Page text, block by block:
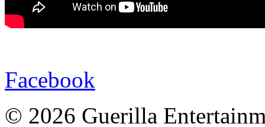
Facebook
© 2026 Guerilla